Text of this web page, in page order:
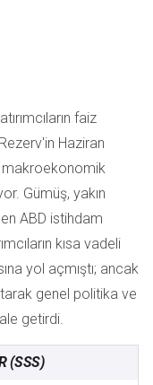
faiz
Haziran
makroekonomik
Gümüş, yakın
ABD istihdam
kısa vadeli
yol açmıştı; ancak
genel politika ve
getirdi.
(SSS)